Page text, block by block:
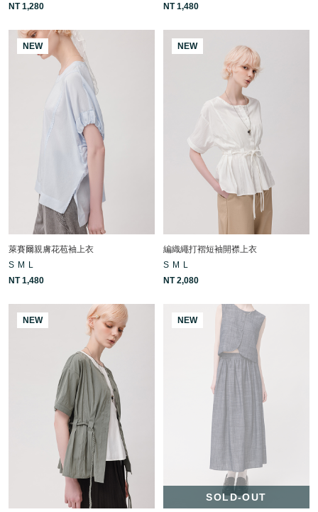
NT 1,280
NT 1,480
NEW
萊賽爾親膚花苞袖上衣
S M
L
NT 1,480
NEW
編織繩打褶短袖開襟上衣
S M
L
NT 2,080
NEW
SOLD-OUT
NEW